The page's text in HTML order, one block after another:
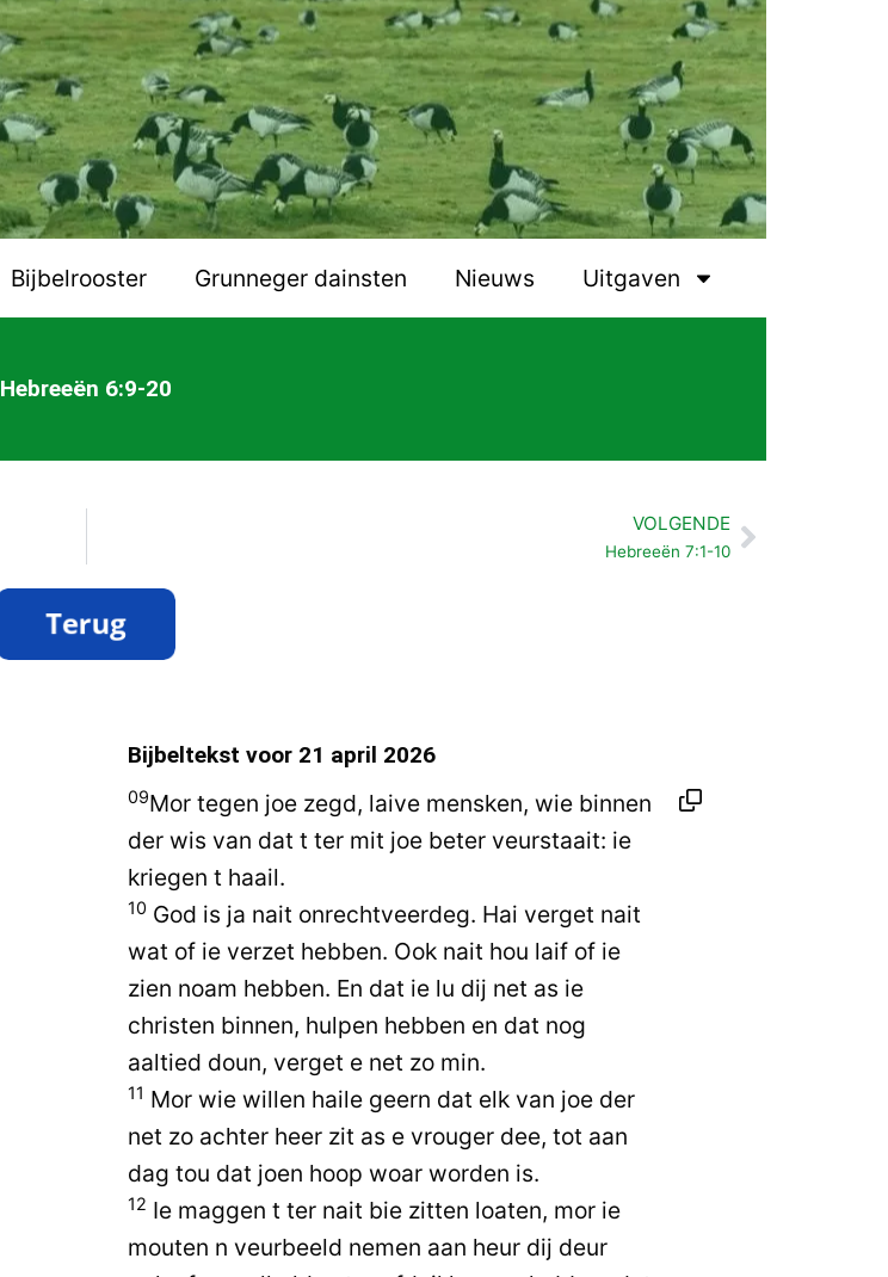
Bijbelrooster Grunneger dainsten Nieuws Uitgaven
Hebreeën 6:9-20
VOLGENDE
Hebreeën 7:1-10Volgende
Bijbeltekst voor 21 april 2026
09Mor tegen joe zegd, laive mensken, wie binnen
der wis van dat t ter mit joe beter veurstaait: ie
kriegen t haail.
10 God is ja nait onrechtveerdeg. Hai verget nait
wat of ie verzet hebben. Ook nait hou laif of ie
zien noam hebben. En dat ie lu dij net as ie
christen binnen, hulpen hebben en dat nog
aaltied doun, verget e net zo min.
11 Mor wie willen haile geern dat elk van joe der
net zo achter heer zit as e vrouger dee, tot aan
dag tou dat joen hoop woar worden is.
12 Ie maggen t ter nait bie zitten loaten, mor ie
mouten n veurbeeld nemen aan heur dij deur